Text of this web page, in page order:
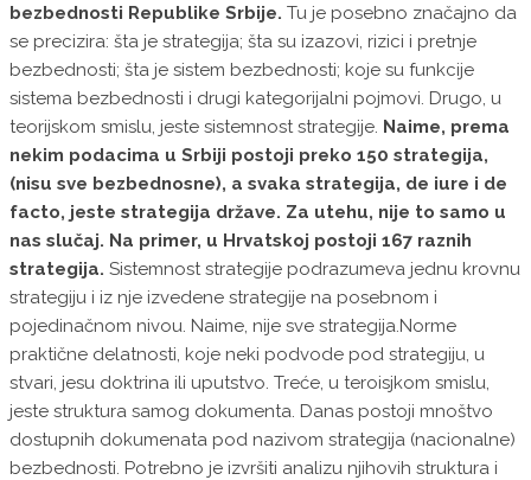
bezbednosti Republike Srbije. Tu je posebno značajno da
se precizira: šta je strategija; šta su izazovi, rizici i pretnje
bezbednosti; šta je sistem bezbednosti; koje su funkcije
sistema bezbednosti i drugi kategorijalni pojmovi. Drugo, u
teorijskom smislu, jeste sistemnost strategije. Naime, prema
nekim podacima u Srbiji postoji preko 150 strategija,
(nisu sve bezbednosne), a svaka strategija, de iure i de
facto, jeste strategija države. Za utehu, nije to samo u
nas slučaj. Na primer, u Hrvatskoj postoji 167 raznih
strategija. Sistemnost strategije podrazumeva jednu krovnu
strategiju i iz nje izvedene strategije na posebnom i
pojedinačnom nivou. Naime, nije sve strategija.Norme
praktične delatnosti, koje neki podvode pod strategiju, u
stvari, jesu doktrina ili uputstvo. Treće, u teroisjkom smislu,
jeste struktura samog dokumenta. Danas postoji mnoštvo
dostupnih dokumenata pod nazivom strategija (nacionalne)
bezbednosti. Potrebno je izvršiti analizu njihovih struktura i